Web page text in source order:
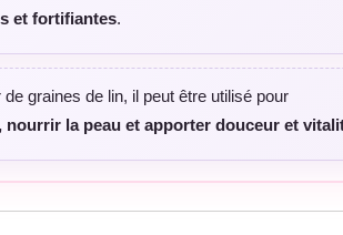
et fortifiantes.
graines de lin, il peut être utilisé pour
la peau et apporter douceur et